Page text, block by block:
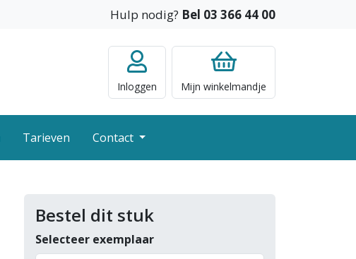
Hulp nodig? Bel 03 366 44 00
Inloggen Mijn winkelmandje
Tarieven Contact
Bestel dit stuk
Selecteer exemplaar